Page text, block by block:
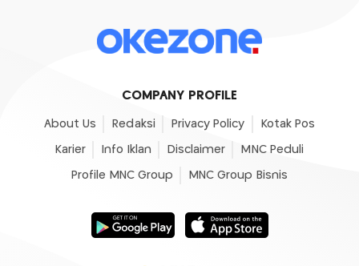
COMPANY PROFILE
About Us Redaksi Privacy Policy Kotak Pos
Karier Info Iklan Disclaimer MNC Peduli
Profile MNC Group MNC Group Bisnis